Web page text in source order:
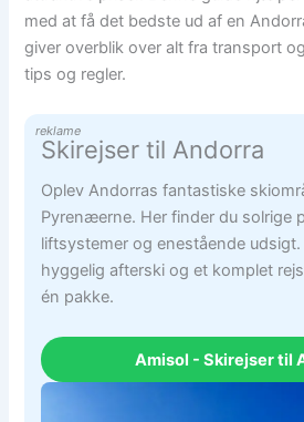
med at få det bedste ud af en
giver overblik over alt fra transport
tips og regler.
reklame
Skirejser til Andorra
Oplev Andorras fantastiske
Pyrenæerne. Her finder du solrige
liftsystemer og enestående
hyggelig afterski og et komplet
én pakke.
Amisol - Skirejser til